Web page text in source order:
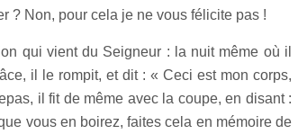
? Non, pour cela je ne vous félicite pas !
qui vient du Seigneur : la nuit même où il
il le rompit, et dit : « Ceci est mon corps,
il fit de même avec la coupe, en disant :
vous en boirez, faites cela en mémoire de